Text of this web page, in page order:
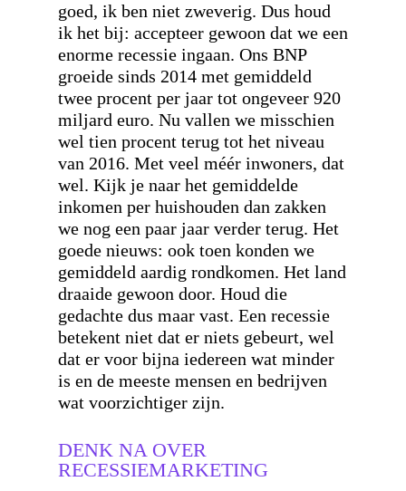
goed, ik ben niet zweverig. Dus houd
ik het bij: accepteer gewoon dat we een
enorme recessie ingaan. Ons BNP
groeide sinds 2014 met gemiddeld
twee procent per jaar tot ongeveer 920
miljard euro. Nu vallen we misschien
wel tien procent terug tot het niveau
van 2016. Met veel méér inwoners, dat
wel. Kijk je naar het gemiddelde
inkomen per huishouden dan zakken
we nog een paar jaar verder terug. Het
goede nieuws: ook toen konden we
gemiddeld aardig rondkomen. Het land
draaide gewoon door. Houd die
gedachte dus maar vast. Een recessie
betekent niet dat er niets gebeurt, wel
dat er voor bijna iedereen wat minder
is en de meeste mensen en bedrijven
wat voorzichtiger zijn.
DENK NA OVER
RECESSIEMARKETING